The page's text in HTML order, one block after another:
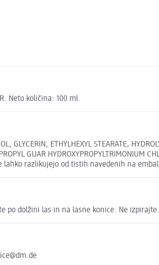
Neto količina: 100 ml.
GLYCERIN, ETHYLHEXYL STEARATE,
GUAR HYDROXYPROPYLTRIMONIUM
lahko razlikujejo od tistih navedenih na
po dolžini las in na lasne konice. Ne